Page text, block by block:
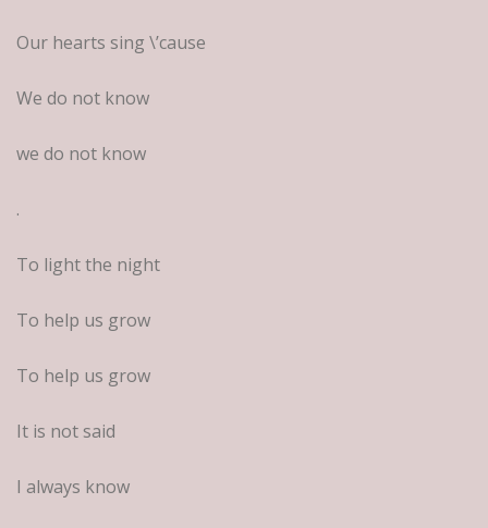
Our hearts sing \’cause
We do not know
we do not know
.
To light the night
To help us grow
To help us grow
It is not said
I always know